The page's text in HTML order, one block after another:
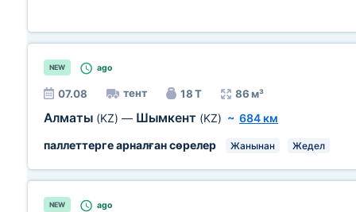
NEW ago
07.08 тент 18 Т 86 м³
Алматы (KZ) — Шымкент (KZ) ~ 684 км
паллеттерге арналған сөрелер
Жанынан Жедел
NEW ago